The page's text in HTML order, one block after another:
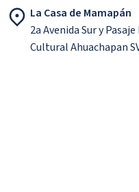
La Casa de Mamapán
2a Avenida Sur y
Cultural Ahuachapan